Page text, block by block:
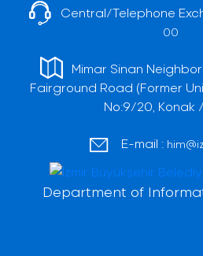
Central/Telephone
00
Mimar Sinan
Fairground Road (Former
No:9/20, Konak /
E-mail :
Department of